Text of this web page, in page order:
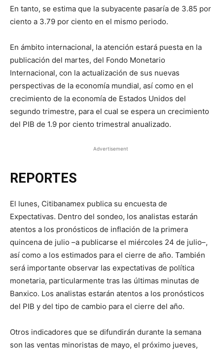
En tanto, se estima que la subyacente pasaría de 3.85 por
ciento a 3.79 por ciento en el mismo periodo.
En ámbito internacional, la atención estará puesta en la
publicación del martes, del Fondo Monetario
Internacional, con la actualización de sus nuevas
perspectivas de la economía mundial, así como en el
crecimiento de la economía de Estados Unidos del
segundo trimestre, para el cual se espera un crecimiento
del PIB de 1.9 por ciento trimestral anualizado.
Advertisement
REPORTES
El lunes, Citibanamex publica su encuesta de
Expectativas. Dentro del sondeo, los analistas estarán
atentos a los pronósticos de inflación de la primera
quincena de julio –a publicarse el miércoles 24 de julio–,
así como a los estimados para el cierre de año. También
será importante observar las expectativas de política
monetaria, particularmente tras las últimas minutas de
Banxico. Los analistas estarán atentos a los pronósticos
del PIB y del tipo de cambio para el cierre del año.
Otros indicadores que se difundirán durante la semana
son las ventas minoristas de mayo, el próximo jueves,